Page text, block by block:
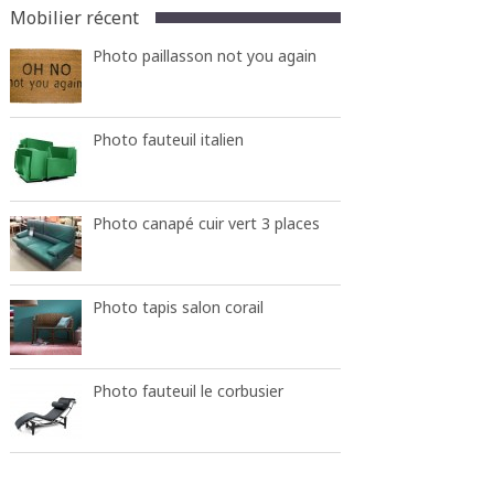
Mobilier récent
Photo paillasson not you again
Photo fauteuil italien
Photo canapé cuir vert 3 places
Photo tapis salon corail
Photo fauteuil le corbusier